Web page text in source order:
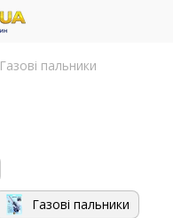
Газові пальники
Газові пальники